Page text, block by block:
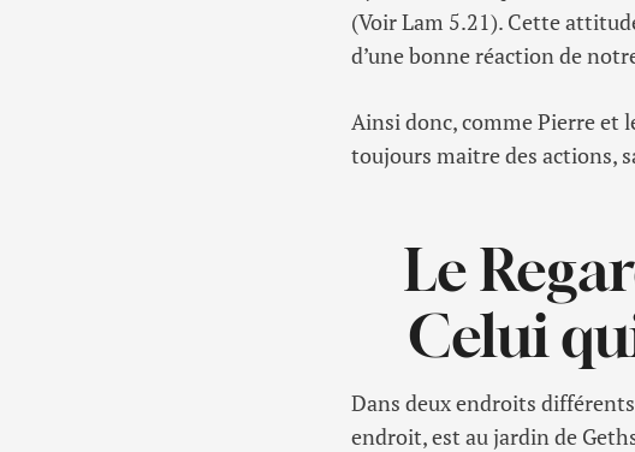
(Voir Lam 5.21). Cette
d’une bonne réaction de
Ainsi donc, comme Pierre et
toujours maitre des actions,
Le
Celui
Dans deux endroits
endroit, est au jardin de